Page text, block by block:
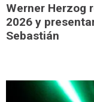
Werner Herzog
2026 y
Sebastián